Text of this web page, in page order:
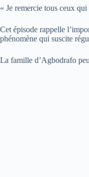
« Je remercie tous ceux
Cet épisode rappelle
phénomène qui suscite
La famille d’Agbodrafo